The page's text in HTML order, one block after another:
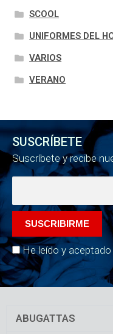
SCOOL
UNIFORMES DEL
VARIOS
VERANO
SUSCRÍBETE
Suscríbete y recibe
He leído y
ABUGATTAS